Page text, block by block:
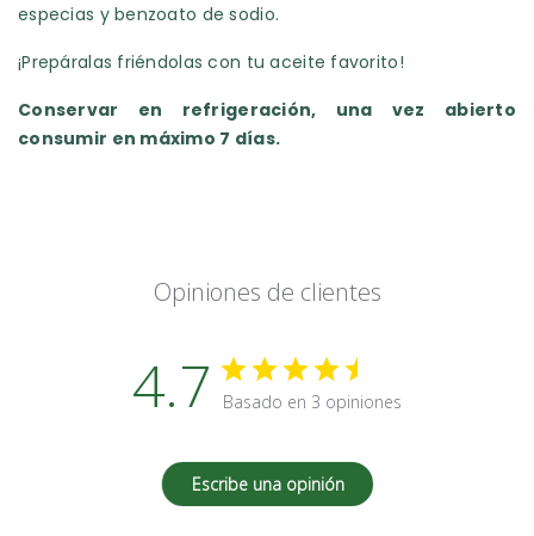
especias y benzoato de sodio.
¡Prepáralas friéndolas con tu aceite favorito!
Conservar en refrigeración, una vez abierto
consumir en máximo 7 días.
Opiniones de clientes
4.7 Basado en 3 opiniones
Escribe una opinión